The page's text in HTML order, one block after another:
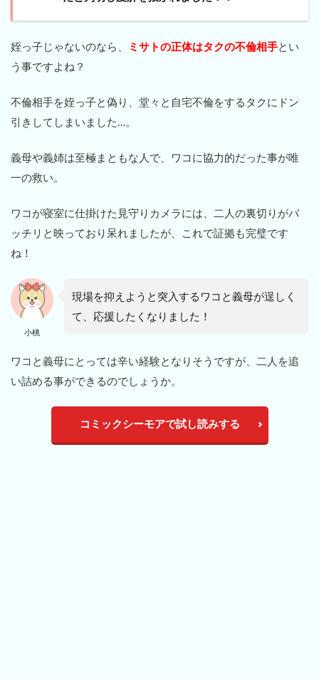
姪っ子じゃないのなら、 ミサトの正体はタクの不倫相手とい
う事ですよね？
不倫相手を姪っ子と偽り、堂々と自宅不倫をするタクにドン
引きしてしまいました…。
義母や義姉は至極まともな人で、ワコに協力的だった事が唯
一の救い。
ワコが寝室に仕掛けた見守りカメラには、二人の裏切りがバ
ッチリと映っており呆れましたが、これで証拠も完璧です
ね！
小桃
現場を抑えようと突入するワコと義母が逞しく
て、応援したくなりました！
ワコと義母にとっては辛い経験となりそうですが、二人を追
い詰める事ができるのでしょうか。
コミックシーモアで試し読みする